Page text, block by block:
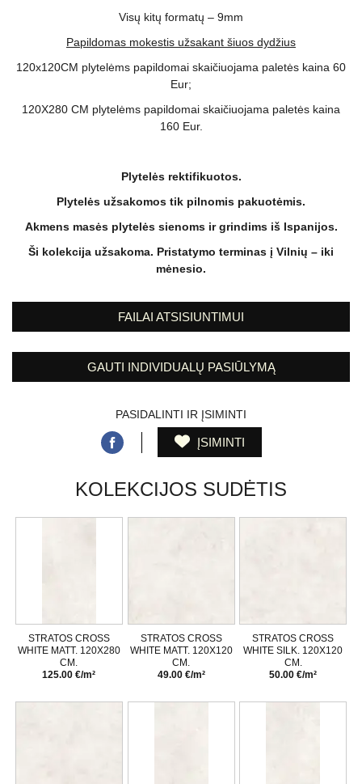
Visų kitų formatų – 9mm
Papildomas mokestis užsakant šiuos dydžius
120x120CM plytelėms papildomai skaičiuojama paletės kaina 60
Eur;
120X280 CM plytelėms papildomai skaičiuojama paletės kaina
160 Eur.
Plytelės rektifikuotos.
Plytelės užsakomos tik pilnomis pakuotėmis.
Akmens masės plytelės sienoms ir grindims iš Ispanijos.
Ši kolekcija užsakoma. Pristatymo terminas į Vilnių – iki
mėnesio.
FAILAI ATSISIUNTIMUI
GAUTI INDIVIDUALŲ PASIŪLYMĄ
PASIDALINTI IR ĮSIMINTI
ĮSIMINTI
KOLEKCIJOS SUDĖTIS
STRATOS CROSS
WHITE MATT. 120X280
CM.
125.00 €/m²
STRATOS CROSS
WHITE MATT. 120X120
CM.
49.00 €/m²
STRATOS CROSS
WHITE SILK. 120X120
CM.
50.00 €/m²